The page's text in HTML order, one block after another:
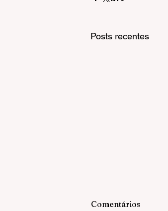
Posts recentes
Comentários